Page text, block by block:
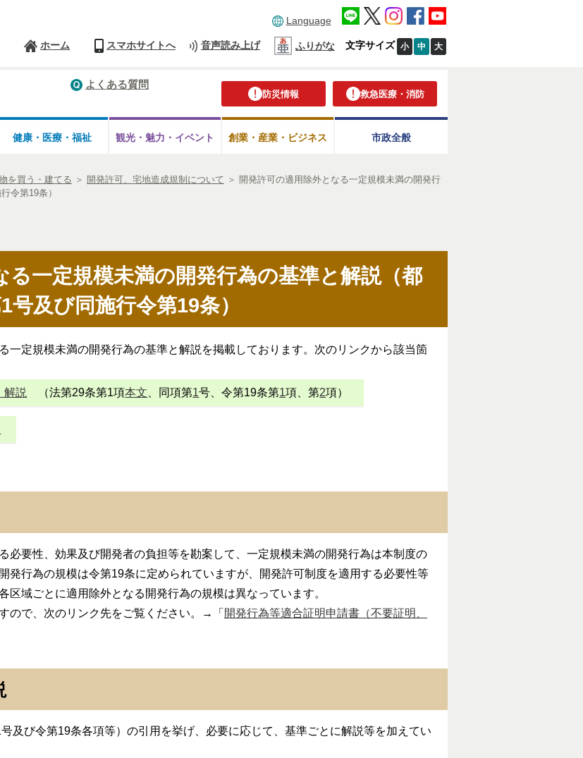
Language
ホーム スマホサイトへ 音声読み上げ ふりがな 文字サイズ 小 中 大
防災情報 救急医療・消防
よくある質問
健康・医療・ 福祉 観光・魅力・ イベント 創業・産業・ビジネス 市政全般
を買う・建てる ＞ 開発許可、宅地造成規制について ＞ 開発許可の適用除外となる一定規模未満の開発行
令第19条）
る一定規模未満の開発行為の基準と解説（都
及び同施行令第19条）
定規模未満の開発行為の基準と解説を掲載しております。次のリンクから該当箇
解説 （法第29条第1項本文 、同項第1号、令第19条第1項、第2項）
要性、効果及び開発者の負担等を勘案して、一定規模未満の開発行為は本制度の
発行為の規模は令第19条に定められていますが、開発許可制度を適用する必要性等
区域ごとに適用除外となる開発行為の規模は異なっています。
ので、次のリンク先をご覧ください。→「 開発行為等適合証明申請書（不要証明、
及び令第19条各項等）の引用を挙げ、必要に応じて、基準ごとに解説等を加えてい